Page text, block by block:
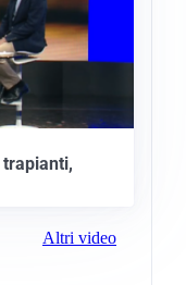
Altri video